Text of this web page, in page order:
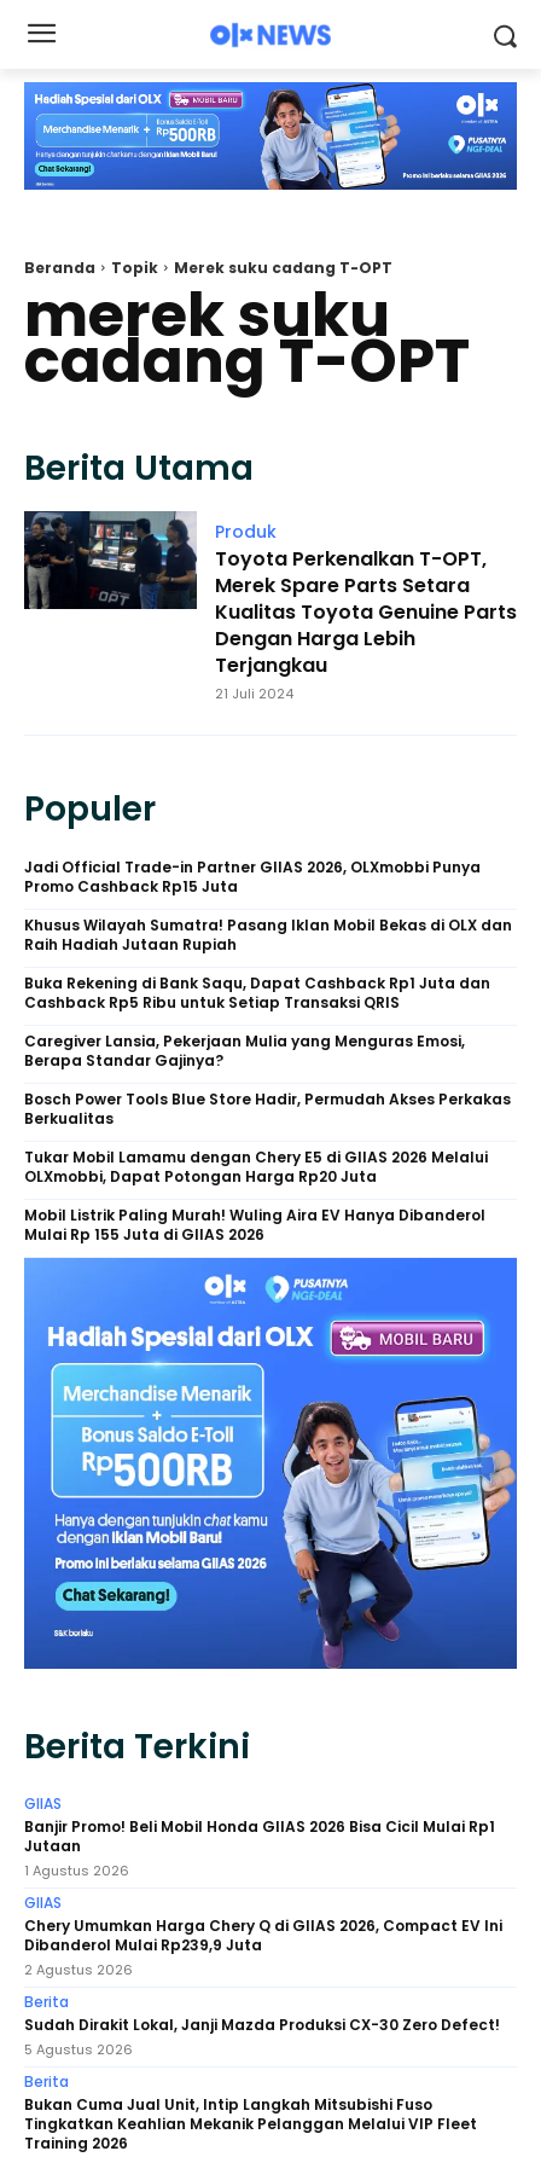
Beranda Topik Merek suku cadang T-OPT
merek suku
cadang T-OPT
Berita Utama
Produk
Toyota Perkenalkan T-OPT,
Merek Spare Parts Setara
Kualitas Toyota Genuine Parts
Dengan Harga Lebih
Terjangkau
21 Juli 2024
Populer
Jadi Official Trade-in Partner GIIAS 2026, OLXmobbi Punya
Promo Cashback Rp15 Juta
Khusus Wilayah Sumatra! Pasang Iklan Mobil Bekas di OLX dan
Raih Hadiah Jutaan Rupiah
Buka Rekening di Bank Saqu, Dapat Cashback Rp1 Juta dan
Cashback Rp5 Ribu untuk Setiap Transaksi QRIS
Caregiver Lansia, Pekerjaan Mulia yang Menguras Emosi,
Berapa Standar Gajinya?
Bosch Power Tools Blue Store Hadir, Permudah Akses Perkakas
Berkualitas
Tukar Mobil Lamamu dengan Chery E5 di GIIAS 2026 Melalui
OLXmobbi, Dapat Potongan Harga Rp20 Juta
Mobil Listrik Paling Murah! Wuling Aira EV Hanya Dibanderol
Mulai Rp 155 Juta di GIIAS 2026
Berita Terkini
GIIAS
Banjir Promo! Beli Mobil Honda GIIAS 2026 Bisa Cicil Mulai Rp1
Jutaan
1 Agustus 2026
GIIAS
Chery Umumkan Harga Chery Q di GIIAS 2026, Compact EV Ini
Dibanderol Mulai Rp239,9 Juta
2 Agustus 2026
Berita
Sudah Dirakit Lokal, Janji Mazda Produksi CX-30 Zero Defect!
5 Agustus 2026
Berita
Bukan Cuma Jual Unit, Intip Langkah Mitsubishi Fuso
Tingkatkan Keahlian Mekanik Pelanggan Melalui VIP Fleet
Training 2026